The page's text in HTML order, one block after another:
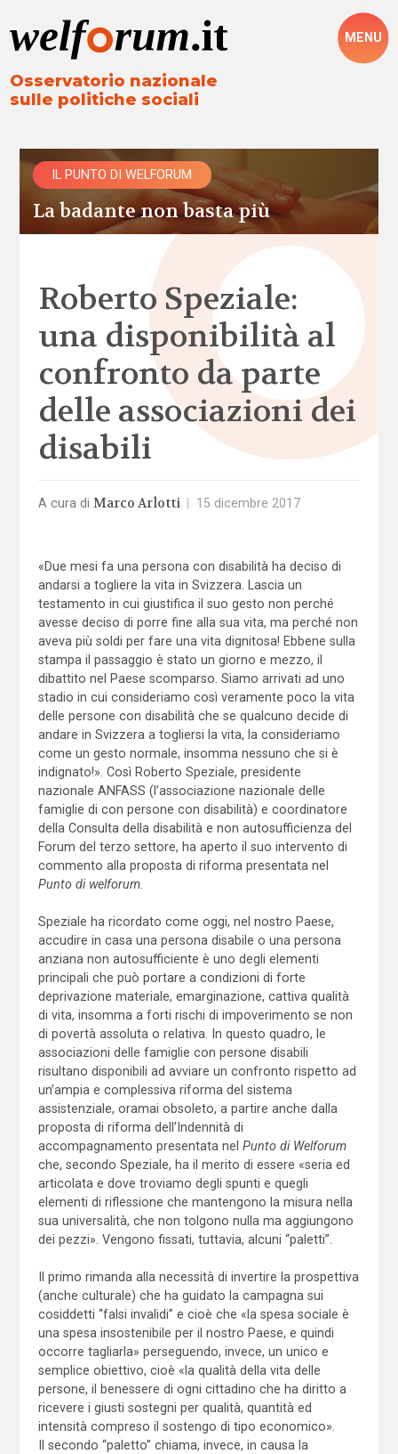
Osservatorio nazionale
sulle politiche sociali
MENU
IL PUNTO DI WELFORUM
La badante non basta più
Roberto Speziale:
una disponibilità al
confronto da parte
delle associazioni dei
disabili
A cura di Marco Arlotti 15 dicembre 2017
«Due mesi fa una persona con disabilità ha deciso di
andarsi a togliere la vita in Svizzera. Lascia un
testamento in cui giustifica il suo gesto non perché
avesse deciso di porre fine alla sua vita, ma perché non
aveva più soldi per fare una vita dignitosa! Ebbene sulla
stampa il passaggio è stato un giorno e mezzo, il
dibattito nel Paese scomparso. Siamo arrivati ad uno
stadio in cui consideriamo così veramente poco la vita
delle persone con disabilità che se qualcuno decide di
andare in Svizzera a togliersi la vita, la consideriamo
come un gesto normale, insomma nessuno che si è
indignato!». Così Roberto Speziale, presidente
nazionale ANFASS (l’associazione nazionale delle
famiglie di con persone con disabilità) e coordinatore
della Consulta della disabilità e non autosufficienza del
Forum del terzo settore, ha aperto il suo intervento di
commento alla proposta di riforma presentata nel
Punto di welforum.
Speziale ha ricordato come oggi, nel nostro Paese,
accudire in casa una persona disabile o una persona
anziana non autosufficiente è uno degli elementi
principali che può portare a condizioni di forte
deprivazione materiale, emarginazione, cattiva qualità
di vita, insomma a forti rischi di impoverimento se non
di povertà assoluta o relativa. In questo quadro, le
associazioni delle famiglie con persone disabili
risultano disponibili ad avviare un confronto rispetto ad
un’ampia e complessiva riforma del sistema
assistenziale, oramai obsoleto, a partire anche dalla
proposta di riforma dell’Indennità di
accompagnamento presentata nel Punto di Welforum
che, secondo Speziale, ha il merito di essere «seria ed
articolata e dove troviamo degli spunti e quegli
elementi di riflessione che mantengono la misura nella
sua universalità, che non tolgono nulla ma aggiungono
dei pezzi». Vengono fissati, tuttavia, alcuni “paletti”.
Il primo rimanda alla necessità di invertire la prospettiva
(anche culturale) che ha guidato la campagna sui
cosiddetti “falsi invalidi” e cioè che «la spesa sociale è
una spesa insostenibile per il nostro Paese, e quindi
occorre tagliarla» perseguendo, invece, un unico e
semplice obiettivo, cioè «la qualità della vita delle
persone, il benessere di ogni cittadino che ha diritto a
ricevere i giusti sostegni per qualità, quantità ed
intensità compreso il sostengo di tipo economico».
Il secondo “paletto” chiama, invece, in causa la